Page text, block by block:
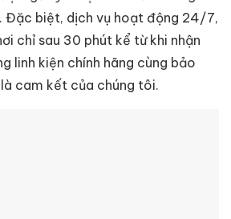
Đặc biệt, dịch vụ hoạt động 24/7,
chỉ sau 30 phút kể từ khi nhận
linh kiện chính hãng cùng bảo
cam kết của chúng tôi.